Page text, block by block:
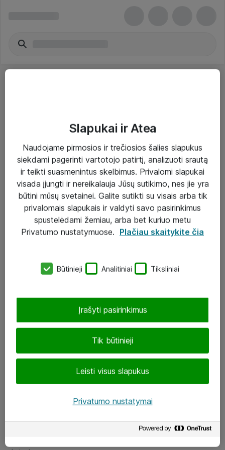
Paslaugos
Sprendimai
Įgyvendinti projektai
Atea ekspertų patarimai verslui
eShop@atea.lt
LinkedIn
Slapukai ir Atea
Naudojame pirmosios ir trečiosios šalies slapukus
siekdami pagerinti vartotojo patirtį, analizuoti srautą
ir teikti suasmenintus skelbimus. Privalomi slapukai
visada įjungti ir nereikalauja Jūsų sutikimo, nes jie yra
būtini mūsų svetainei. Galite sutikti su visais arba tik
privalomais slapukais ir valdyti savo pasirinkimus
spustelėdami žemiau, arba bet kuriuo metu
Privatumo nustatymuose. Plačiau skaitykite čia
Būtinieji Analitiniai Tiksliniai
Tik būtinieji
Leisti visus slapukus
Įrašyti pasirinkimus
Privatumo nustatymai